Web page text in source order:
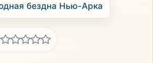
бездна Нью-Арка